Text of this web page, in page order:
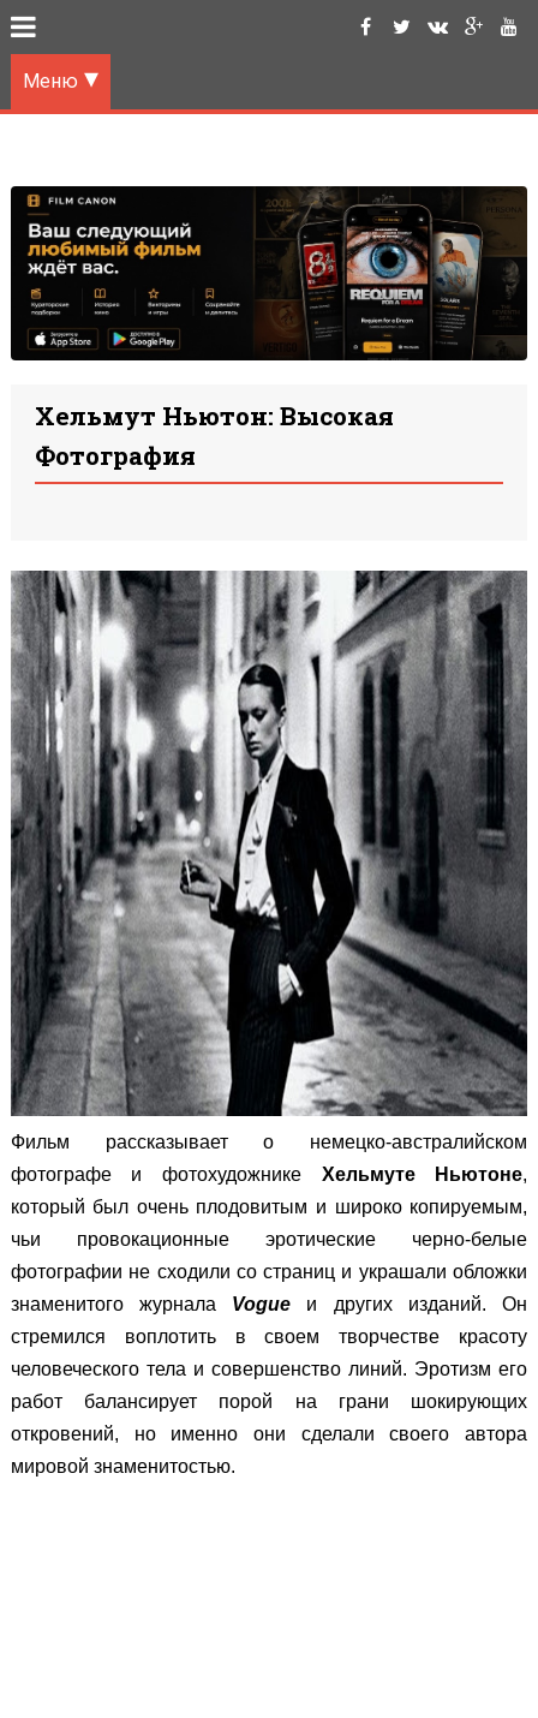
Меню
Хельмут Ньютон: Высокая
Фотография
Фильм рассказывает о немецко-австралийском
фотографе и фотохудожнике Хельмуте Ньютоне,
который был очень плодовитым и широко копируемым,
чьи провокационные эротические черно-белые
фотографии не сходили со страниц и украшали обложки
знаменитого журнала Vogue и других изданий. Он
стремился воплотить в своем творчестве красоту
человеческого тела и совершенство линий. Эротизм его
работ балансирует порой на грани шокирующих
откровений, но именно они сделали своего автора
мировой знаменитостью.